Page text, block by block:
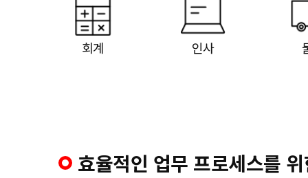
회계 인사
효율적인 업무 프로세스를